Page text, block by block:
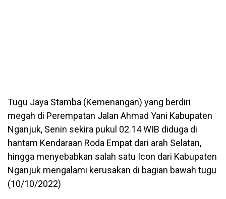
Tugu Jaya Stamba (Kemenangan) yang berdiri
megah di Perempatan Jalan Ahmad Yani Kabupaten
Nganjuk, Senin sekira pukul 02.14 WIB diduga di
hantam Kendaraan Roda Empat dari arah Selatan,
hingga menyebabkan salah satu Icon dari Kabupaten
Nganjuk mengalami kerusakan di bagian bawah tugu
(10/10/2022)